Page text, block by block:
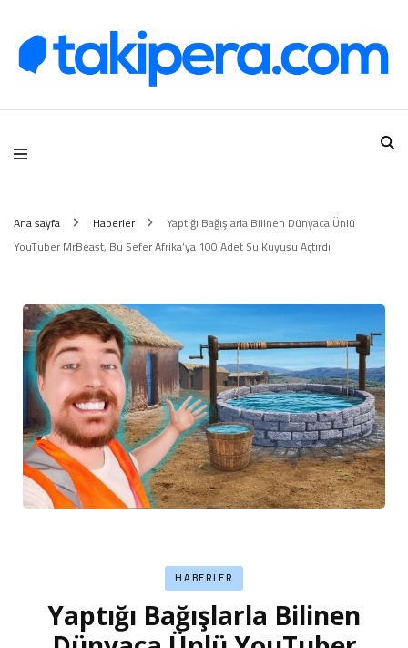
Takipera Dijital Hizmetler
Ana sayfa Haberler
Yaptığı Bağışlarla Bilinen Dünyaca Ünlü
YouTuber MrBeast, Bu Sefer Afrika’ya 100 Adet Su Kuyusu Açtırdı
HABERLER
Yaptığı Bağışlarla Bilinen